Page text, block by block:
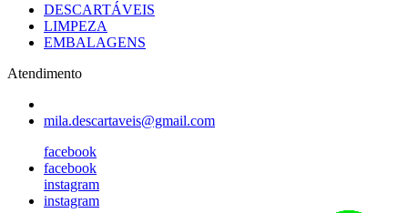
DESCARTÁVEIS
LIMPEZA
EMBALAGENS
Atendimento
mila.descartaveis@gmail.com
facebook
facebook
instagram
instagram